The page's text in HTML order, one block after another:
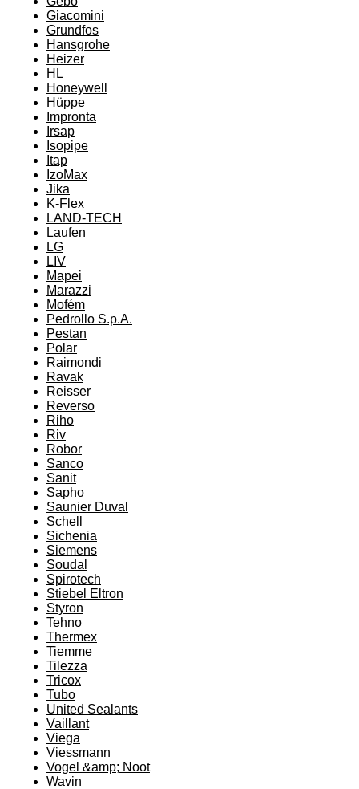
Giacomini
Grundfos
Hansgrohe
Heizer
HL
Honeywell
Hüppe
Impronta
Irsap
Isopipe
Itap
IzoMax
Jika
K-Flex
LAND-TECH
Laufen
LG
LIV
Mapei
Marazzi
Mofém
Pedrollo S.p.A.
Pestan
Polar
Raimondi
Ravak
Reisser
Reverso
Riho
Riv
Robor
Sanco
Sanit
Sapho
Saunier Duval
Schell
Sichenia
Siemens
Soudal
Spirotech
Stiebel Eltron
Styron
Tehno
Thermex
Tiemme
Tilezza
Tricox
Tubo
United Sealants
Vaillant
Viega
Viessmann
Vogel &amp; Noot
Wavin